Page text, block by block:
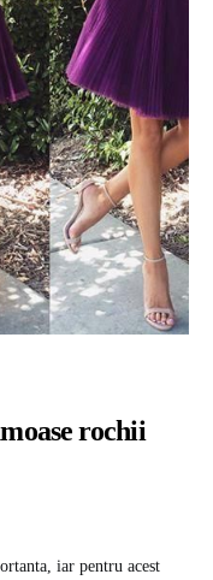
rochii
iar pentru acest